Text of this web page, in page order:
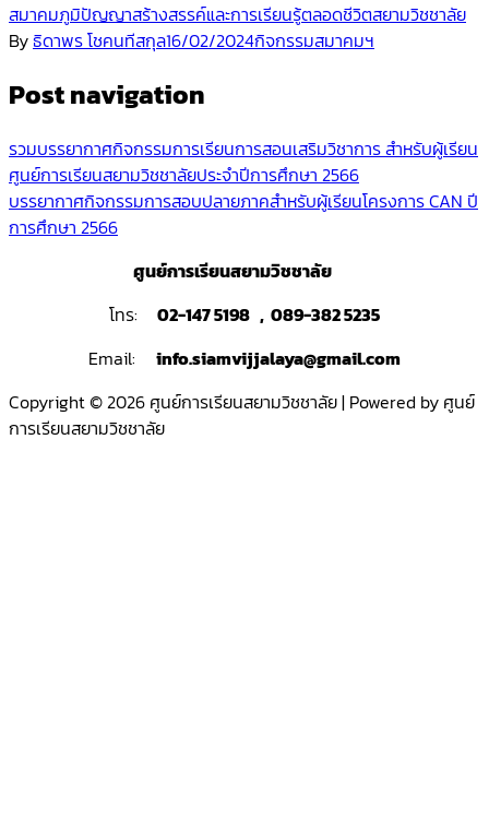
สมาคมภูมิปัญญาสร้างสรรค์และการเรียนรู้ตลอดชีวิตสยามวิชชาลัย
Byธิดาพร โชคนทีสกุล16/02/2024กิจกรรมสมาคมฯ
Post navigation
รวมบรรยากาศกิจกรรมการเรียนการสอนเสริมวิชาการ สำหรับผู้เรียน
ศูนย์การเรียนสยามวิชชาลัยประจำปีการศึกษา 2566
บรรยากาศกิจกรรมการสอบปลายภาคสำหรับผู้เรียนโครงการ CAN ปี
การศึกษา 2566
ศูนย์การเรียนสยามวิชชาลัย
โทร:
02-147 5198 , 089-382 5235
Email:
info.siamvijjalaya@gmail.com
Copyright © 2026 ศูนย์การเรียนสยามวิชชาลัย | Powered by ศูนย์
การเรียนสยามวิชชาลัย